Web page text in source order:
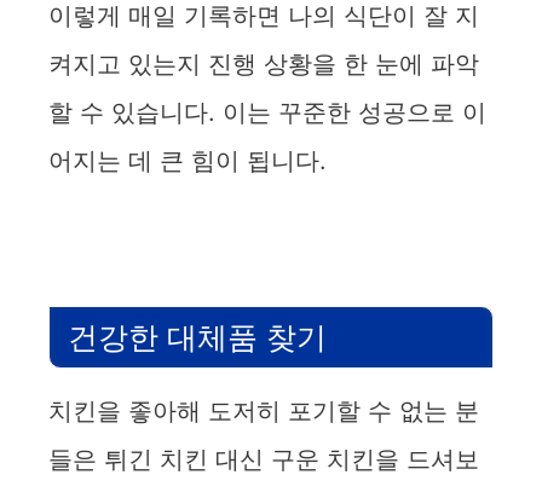
이렇게 매일 기록하면 나의 식단이 잘 지
켜지고 있는지 진행 상황을 한 눈에 파악
할 수 있습니다. 이는 꾸준한 성공으로 이
어지는 데 큰 힘이 됩니다.
건강한 대체품 찾기
치킨을 좋아해 도저히 포기할 수 없는 분
들은 튀긴 치킨 대신 구운 치킨을 드셔보